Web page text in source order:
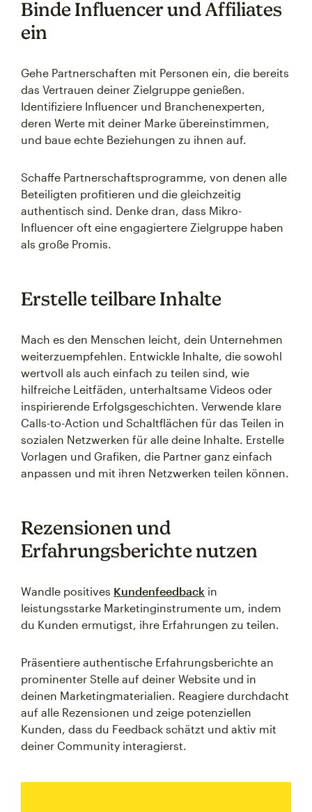
Binde Influencer und Affiliates
ein
Gehe Partnerschaften mit Personen ein, die bereits
das Vertrauen deiner Zielgruppe genießen.
Identifiziere Influencer und Branchenexperten,
deren Werte mit deiner Marke übereinstimmen,
und baue echte Beziehungen zu ihnen auf.
Schaffe Partnerschaftsprogramme, von denen alle
Beteiligten profitieren und die gleichzeitig
authentisch sind. Denke dran, dass Mikro-
Influencer oft eine engagiertere Zielgruppe haben
als große Promis.
Erstelle teilbare Inhalte
Mach es den Menschen leicht, dein Unternehmen
weiterzuempfehlen. Entwickle Inhalte, die sowohl
wertvoll als auch einfach zu teilen sind, wie
hilfreiche Leitfäden, unterhaltsame Videos oder
inspirierende Erfolgsgeschichten. Verwende klare
Calls-to-Action und Schaltflächen für das Teilen in
sozialen Netzwerken für alle deine Inhalte. Erstelle
Vorlagen und Grafiken, die Partner ganz einfach
anpassen und mit ihren Netzwerken teilen können.
Rezensionen und
Erfahrungsberichte nutzen
Wandle positives Kundenfeedback in
leistungsstarke Marketinginstrumente um, indem
du Kunden ermutigst, ihre Erfahrungen zu teilen.
Präsentiere authentische Erfahrungsberichte an
prominenter Stelle auf deiner Website und in
deinen Marketingmaterialien. Reagiere durchdacht
auf alle Rezensionen und zeige potenziellen
Kunden, dass du Feedback schätzt und aktiv mit
deiner Community interagierst.